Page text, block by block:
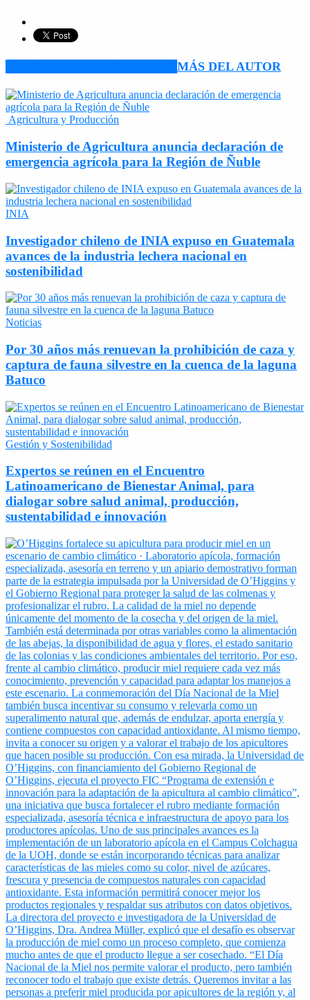
MÁS DEL AUTOR
Agricultura y Producción
Ministerio de Agricultura anuncia declaración de
emergencia agrícola para la Región de Ñuble
INIA
Investigador chileno de INIA expuso en Guatemala
avances de la industria lechera nacional en
sostenibilidad
Noticias
Por 30 años más renuevan la prohibición de caza y
captura de fauna silvestre en la cuenca de la laguna
Batuco
Gestión y Sostenibilidad
Expertos se reúnen en el Encuentro
Latinoamericano de Bienestar Animal, para
dialogar sobre salud animal, producción,
sustentabilidad e innovación